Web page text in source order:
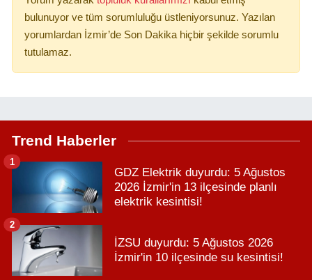
bulunuyor ve tüm sorumluluğu üstleniyorsunuz. Yazılan
yorumlardan İzmir’de Son Dakika hiçbir şekilde sorumlu
tutulamaz.
Trend Haberler
GDZ Elektrik duyurdu: 5 Ağustos
2026 İzmir'in 13 ilçesinde planlı
elektrik kesintisi!
1
İZSU duyurdu: 5 Ağustos 2026
İzmir'in 10 ilçesinde su kesintisi!
2